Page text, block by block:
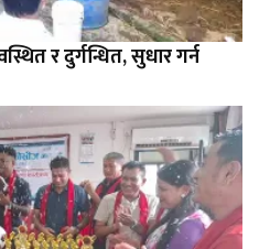
र दुर्गन्धित, सुधार गर्न